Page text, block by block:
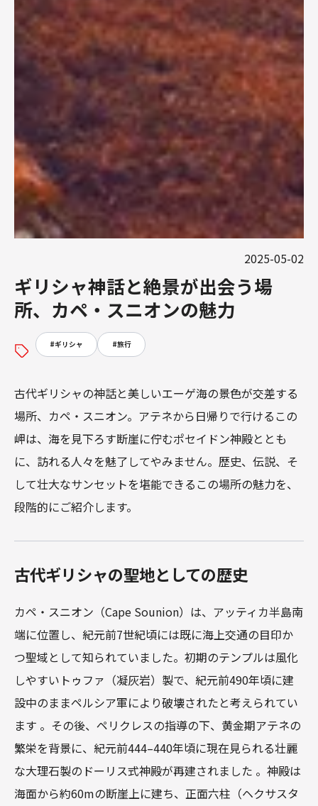
2025-05-02
ギリシャ神話と絶景が出会う場
所、カペ・スニオンの魅力
#ギリシャ #旅行
古代ギリシャの神話と美しいエーゲ海の景色が交差する
場所、カペ・スニオン。アテネから日帰りで行けるこの
岬は、海を見下ろす断崖に佇むポセイドン神殿ととも
に、訪れる人々を魅了してやみません。歴史、伝説、そ
して壮大なサンセットを堪能できるこの場所の魅力を、
段階的にご紹介します。
古代ギリシャの聖地としての歴史
カペ・スニオン（Cape Sounion）は、アッティカ半島南
端に位置し、紀元前7世紀頃には既に海上交通の目印か
つ聖域として知られていました。初期のテンプルは風化
しやすいトゥファ（凝灰岩）製で、紀元前490年頃に建
設中のままペルシア軍により破壊されたと考えられてい
ます 。その後、ペリクレスの指導の下、黄金期アテネの
繁栄を背景に、紀元前444–440年頃に現在見られる壮麗
な大理石製のドーリス式神殿が再建されました 。神殿は
海面から約60mの断崖上に建ち、正面六柱（ヘクサスタ